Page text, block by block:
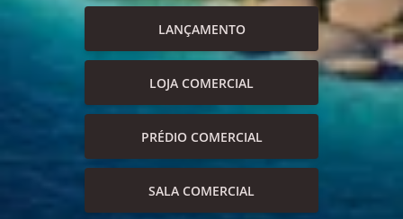
LANÇAMENTO
LOJA COMERCIAL
PRÉDIO COMERCIAL
SALA COMERCIAL